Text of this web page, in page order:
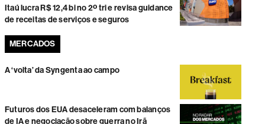
Itaú lucra R$ 12,4 bi no 2º tri e revisa guidance
de receitas de serviços e seguros
MERCADOS
A ‘volta’ da Syngenta ao campo
Futuros dos EUA desaceleram com balanços
de IA e negociação sobre guerra no Irã